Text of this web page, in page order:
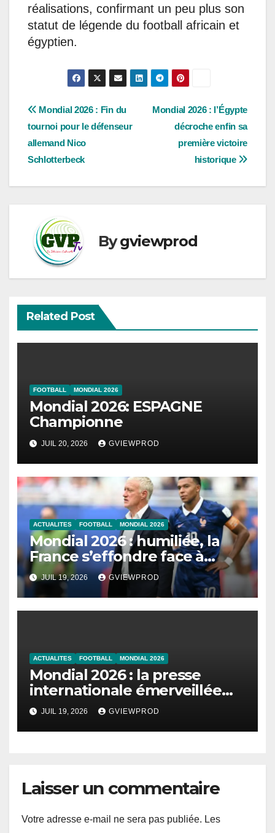
réalisations, confirmant un peu plus son
statut de légende du football africain et
égyptien.
Navigation
de
l’article
Mondial 2026 : l’Égypte
décroche enfin sa
première victoire
historique
Mondial 2026 : Fin du
tournoi pour le défenseur
allemand Nico
Schlotterbeck
Bygviewprod
Related Post
FOOTBALL MONDIAL 2026
Mondial 2026: ESPAGNE
Championne
JUIL 20, 2026 GVIEWPROD
ACTUALITES FOOTBALL MONDIAL 2026
Mondial 2026 : humiliée, la
France s’effondre face à
l’Angleterre
JUIL 19, 2026 GVIEWPROD
ACTUALITES FOOTBALL MONDIAL 2026
Mondial 2026 : la presse
internationale émerveillée
par un duel de choc entre la
France et l’Angleterre
JUIL 19, 2026 GVIEWPROD
Laisser un commentaire
Votre adresse e-mail ne sera pas publiée. Les